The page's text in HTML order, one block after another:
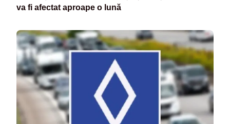
va fi afectat aproape o lună